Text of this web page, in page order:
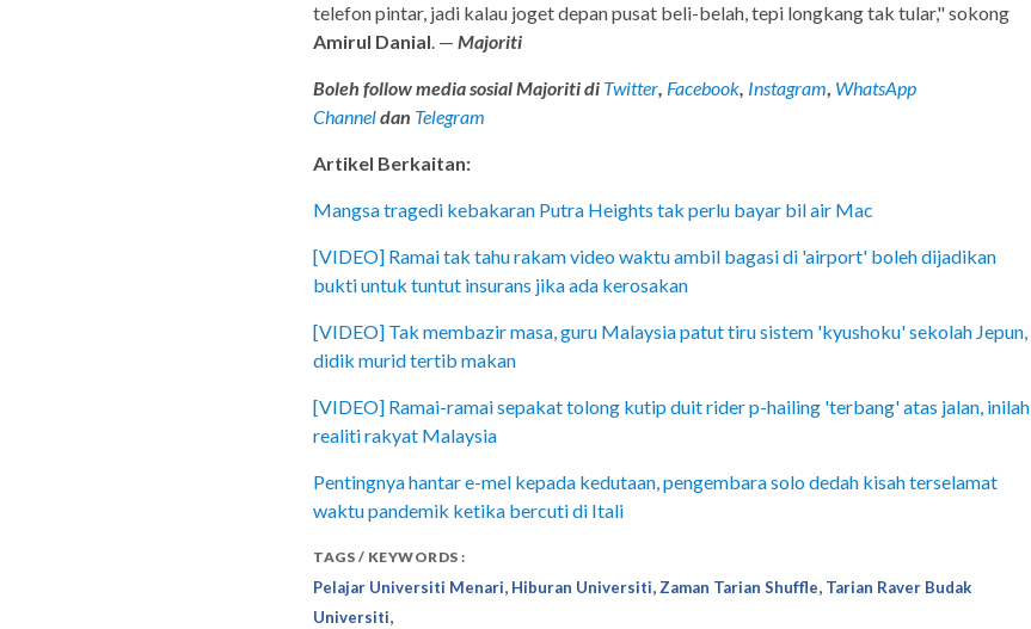
telefon pintar, jadi kalau joget depan pusat beli-belah, tepi longkang tak tular," sokong
Amirul Danial. — Majoriti
Boleh follow media sosial Majoriti di Twitter, Facebook, Instagram, WhatsApp
Channeldan Telegram
Artikel Berkaitan:
Mangsa tragedi kebakaran Putra Heights tak perlu bayar bil air Mac
[VIDEO] Ramai tak tahu rakam video waktu ambil bagasi di 'airport' boleh dijadikan
bukti untuk tuntut insurans jika ada kerosakan
[VIDEO] Tak membazir masa, guru Malaysia patut tiru sistem 'kyushoku' sekolah Jepun,
didik murid tertib makan
[VIDEO] Ramai-ramai sepakat tolong kutip duit rider p-hailing 'terbang' atas jalan, inilah
realiti rakyat Malaysia
Pentingnya hantar e-mel kepada kedutaan, pengembara solo dedah kisah terselamat
waktu pandemik ketika bercuti di Itali
TAGS / KEYWORDS :
Pelajar Universiti Menari, Hiburan Universiti,Zaman Tarian Shuffle, Tarian Raver Budak
Universiti,